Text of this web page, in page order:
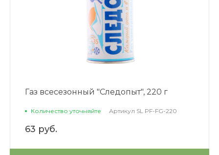
Газ всесезонный "Следопыт", 220 г
Количество уточняйте Артикул SL PF-FG-220
63 руб.